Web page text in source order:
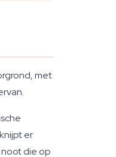
met
er
die op